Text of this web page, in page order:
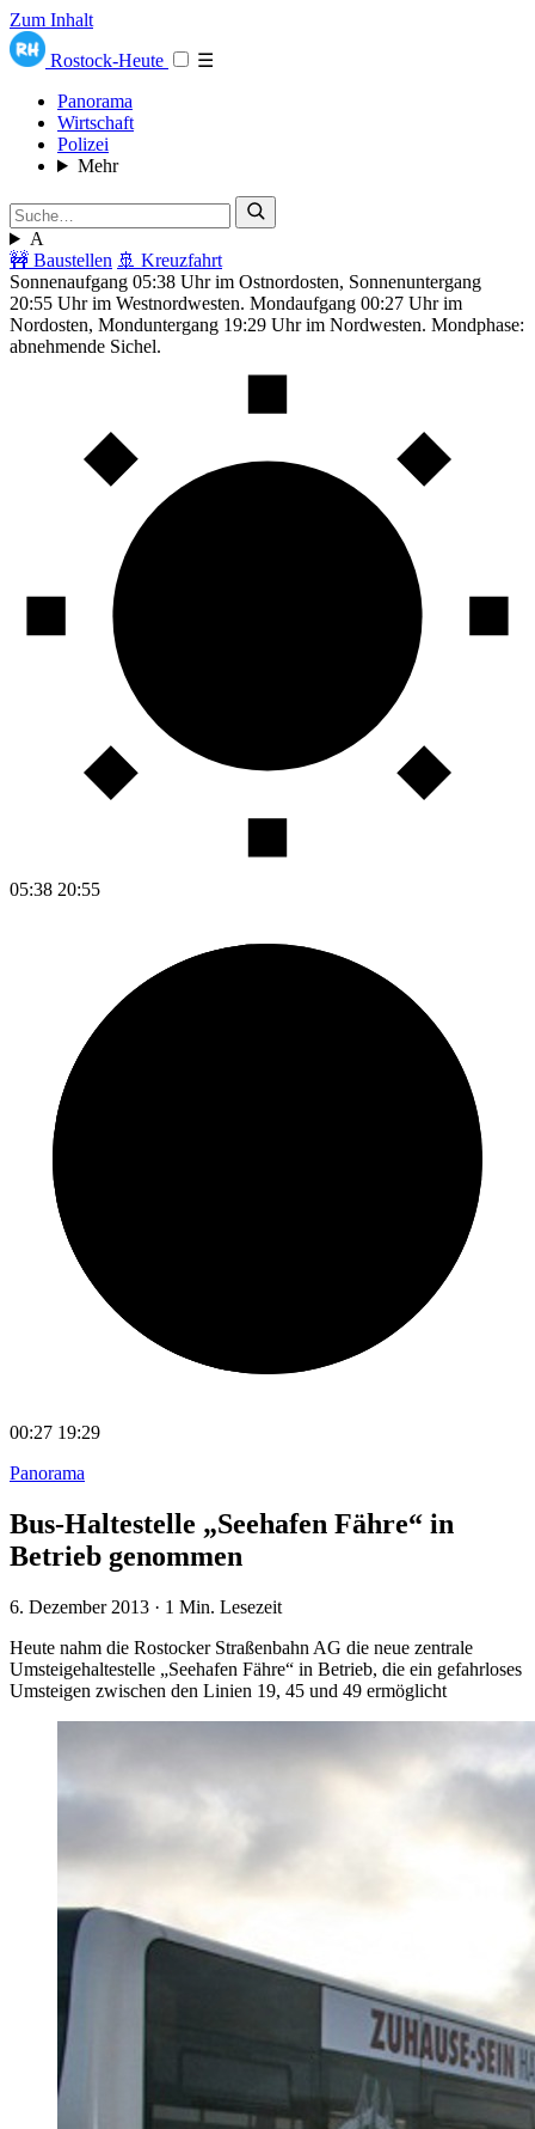
Zum Inhalt
Rostock-Heute
☰
Panorama
Wirtschaft
Polizei
Mehr
A
🚧 Baustellen 🚢 Kreuzfahrt
Sonnenaufgang 05:38 Uhr im Ostnordosten, Sonnenuntergang
20:55 Uhr im Westnordwesten. Mondaufgang 00:27 Uhr im
Nordosten, Monduntergang 19:29 Uhr im Nordwesten. Mondphase:
abnehmende Sichel.
05:38 20:55
00:27 19:29
Panorama
Bus-Haltestelle „Seehafen Fähre“ in
Betrieb genommen
6. Dezember 2013 · 1 Min. Lesezeit
Heute nahm die Rostocker Straßenbahn AG die neue zentrale
Umsteigehaltestelle „Seehafen Fähre“ in Betrieb, die ein gefahrloses
Umsteigen zwischen den Linien 19, 45 und 49 ermöglicht